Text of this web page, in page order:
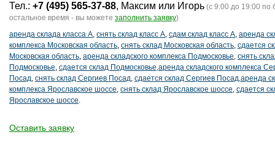
Тел.: +7 (495) 565-37-88, Максим или Игорь (с 9:00 до 19:00 по
остальное время - вы можете заполнить заявку)
аренда склада класса А, снять склад класс А, сдам склад класс А, аренда
комплекса Московская область, снять склад Московская область, сдается
Московская область, аренда складского комплекса Подмосковье, снять
Подмосковье, сдается склад Подмосковье,аренда складского комплекса
Посад, снять склад Сергиев Посад, сдается склад Сергиев Посад,аренда
комплекса Ярославское шоссе, снять склад Ярославское шоссе, сдается
Ярославское шоссе.
Оставить заявку